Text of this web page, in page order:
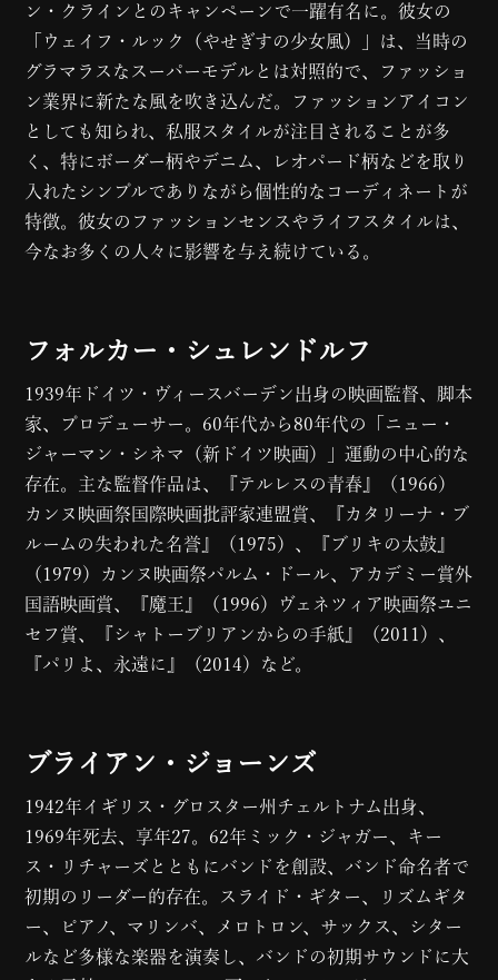
ン・クラインとのキャンペーンで一躍有名に。彼女の
「ウェイフ・ルック（やせぎすの少女風）」は、当時の
グラマラスなスーパーモデルとは対照的で、ファッショ
ン業界に新たな風を吹き込んだ。ファッションアイコン
としても知られ、私服スタイルが注目されることが多
く、特にボーダー柄やデニム、レオパード柄などを取り
入れたシンプルでありながら個性的なコーディネートが
特徴。彼女のファッションセンスやライフスタイルは、
今なお多くの人々に影響を与え続けている。
フォルカー・シュレンドルフ
1939年ドイツ・ヴィースバーデン出身の映画監督、脚本
家、プロデューサー。60年代から80年代の「ニュー・
ジャーマン・シネマ（新ドイツ映画）」運動の中心的な
存在。主な監督作品は、『テルレスの青春』（1966）
カンヌ映画祭国際映画批評家連盟賞、『カタリーナ・ブ
ルームの失われた名誉』（1975）、『ブリキの太鼓』
（1979）カンヌ映画祭パルム・ドール、アカデミー賞外
国語映画賞、『魔王』（1996）ヴェネツィア映画祭ユニ
セフ賞、『シャトーブリアンからの手紙』（2011）、
『パリよ、永遠に』（2014）など。
ブライアン・ジョーンズ
1942年イギリス・グロスター州チェルトナム出身、
1969年死去、享年27。62年ミック・ジャガー、キー
ス・リチャーズとともにバンドを創設、バンド命名者で
初期のリーダー的存在。スライド・ギター、リズムギタ
ー、ピアノ、マリンバ、メロトロン、サックス、シター
ルなど多様な楽器を演奏し、バンドの初期サウンドに大